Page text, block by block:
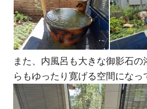
また、内風呂も大きな御影石の
らもゆったり寛げる空間になっ